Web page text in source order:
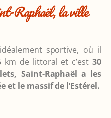
Raphaël, la ville
sportive, où il
km de littoral et c’est 30
Saint-Raphaël a les
et le massif de l’Estérel.